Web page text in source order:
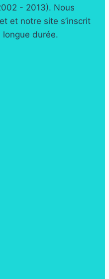
- 2013). Nous
et notre site s’inscrit
longue durée.